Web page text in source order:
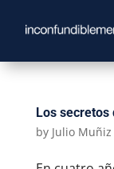
Los secretos
by Julio Muñiz